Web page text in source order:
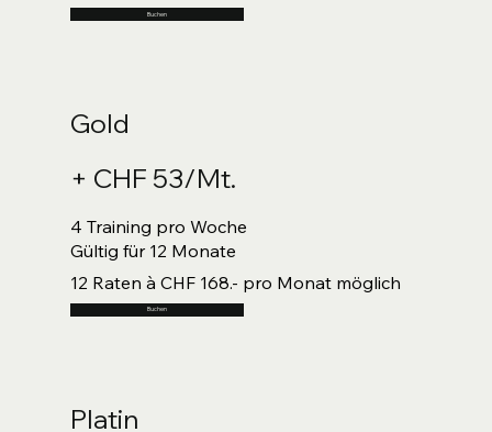
Buchen
Gold
4 Training pro Woche
Gültig für 12 Monate
+ CHF 53/Mt.
12 Raten à CHF 168.- pro Monat möglich
Buchen
Platin